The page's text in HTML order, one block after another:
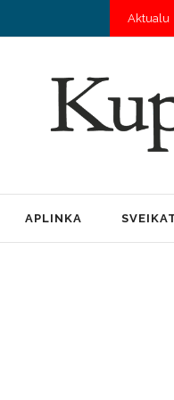
Aktualu
APLINKA